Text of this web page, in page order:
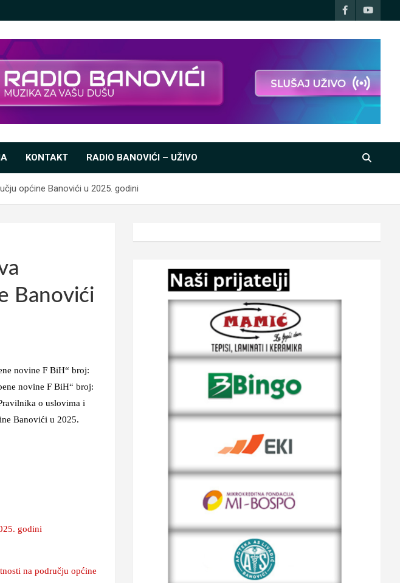
KONTAKT RADIO BANOVIĆI – UŽIVO
općine Banovići u 2025. godini
Banovići
novine F BiH“ broj:
novine F BiH“ broj:
o uslovima i
Banovići u 2025.
godini
na području općine